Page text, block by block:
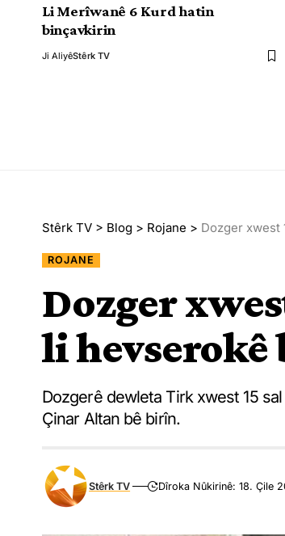
Li Merîwanê 6 Kurd hatin
binçavkirin
Ji AliyêStêrk TV
Stêrk TV > Blog > Rojane > Dozger xwest
ROJANE
Dozger
li hevserokê
Dozgerê dewleta Tirk xwest 15
Çinar Altan bê birîn.
Stêrk TV Dîroka Nûkirinê: 18. Çile